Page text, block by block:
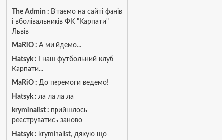
The Admin : Вітаємо на сайті фанів
і вболівальників ФК "Карпати"
Львів
MaRiO : А ми йдемо...
Hatsyk :
І наш футбольний клуб
Карпати...
MaRiO : До перемоги ведемо!
Hatsyk : ла ла ла ла
kryminalist : прийшлось
реєструватись заново
Hatsyk : kryminalist, дякую що